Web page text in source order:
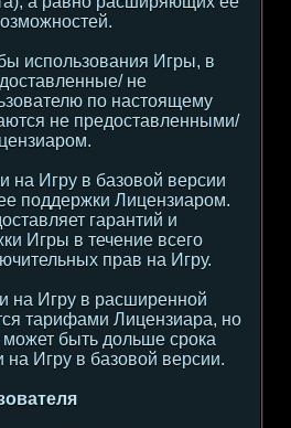
использования Игры, в
не
по настоящему
не предоставленными/
на Игру в базовой версии
поддержки Лицензиаром.
гарантий и
Игры в течение всего
прав на Игру.
на Игру в расширенной
тарифами Лицензиара, но
быть дольше срока
на Игру в базовой версии.